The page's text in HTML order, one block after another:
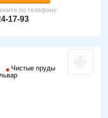
по телефону:
17-93
Чистые пруды